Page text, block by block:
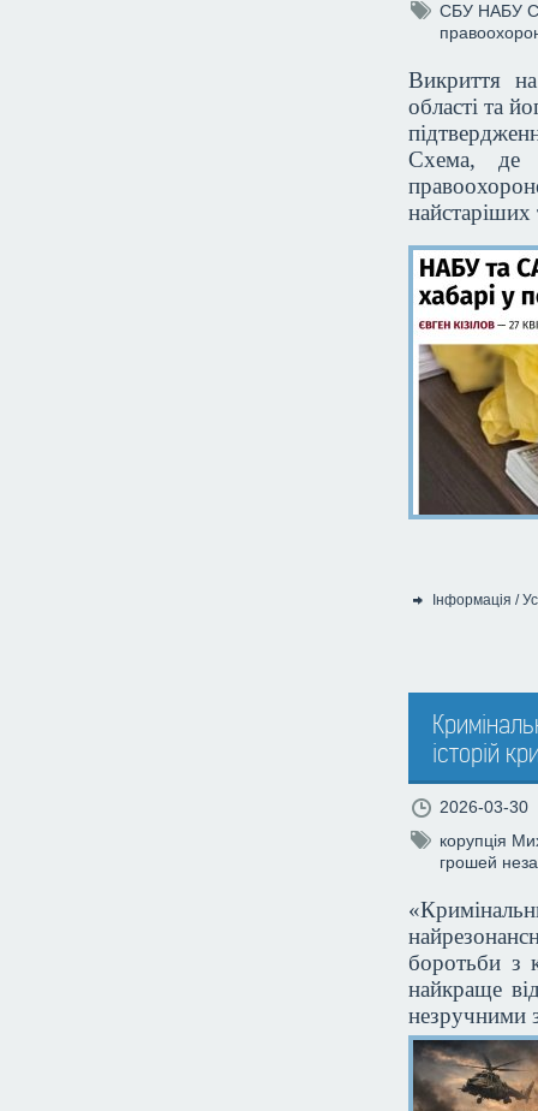
СБУ НАБУ
Викриття
області та
Схема, де
найстаріших
Інформація /
історій
2026-03-30
корупція
грошей
боротьби з
найкраще
незручними